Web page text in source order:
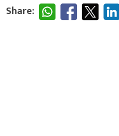
Share: